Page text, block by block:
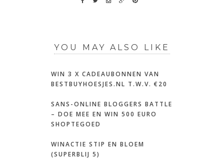
YOU MAY ALSO LIKE
WIN 3 X CADEAUBONNEN VAN
BESTBUYHOESJES.NL T.W.V. €20
SANS-ONLINE BLOGGERS BATTLE
– DOE MEE EN WIN 500 EURO
SHOPTEGOED
WINACTIE STIP EN BLOEM
(SUPERBLIJ 5)